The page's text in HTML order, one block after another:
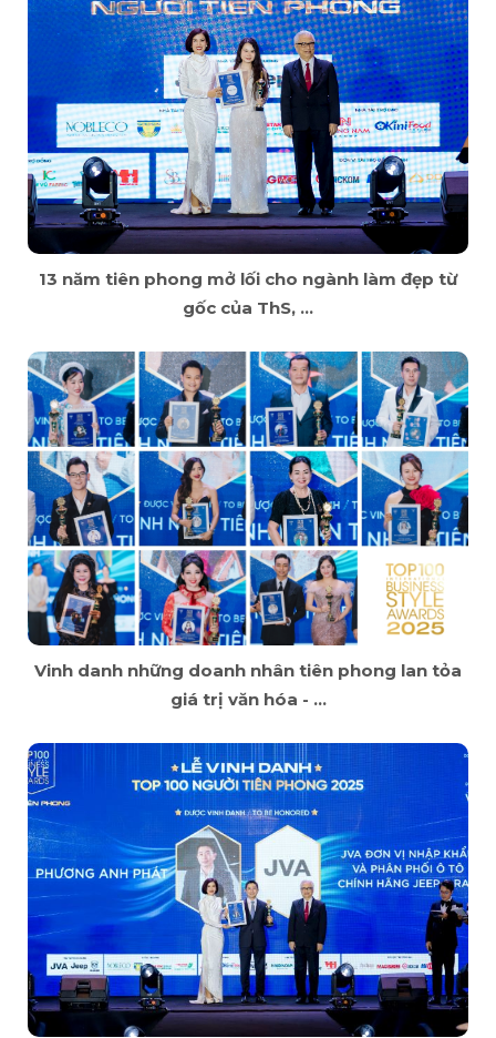
13 năm tiên phong mở lối cho ngành làm đẹp từ
gốc của ThS, ...
Vinh danh những doanh nhân tiên phong lan tỏa
giá trị văn hóa - ...